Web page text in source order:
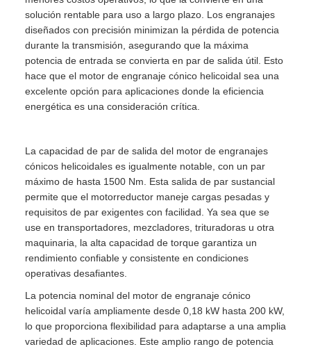
solución rentable para uso a largo plazo. Los engranajes
diseñados con precisión minimizan la pérdida de potencia
durante la transmisión, asegurando que la máxima
potencia de entrada se convierta en par de salida útil. Esto
hace que el motor de engranaje cónico helicoidal sea una
excelente opción para aplicaciones donde la eficiencia
energética es una consideración crítica.
La capacidad de par de salida del motor de engranajes
cónicos helicoidales es igualmente notable, con un par
máximo de hasta 1500 Nm. Esta salida de par sustancial
permite que el motorreductor maneje cargas pesadas y
requisitos de par exigentes con facilidad. Ya sea que se
use en transportadores, mezcladores, trituradoras u otra
maquinaria, la alta capacidad de torque garantiza un
rendimiento confiable y consistente en condiciones
operativas desafiantes.
La potencia nominal del motor de engranaje cónico
helicoidal varía ampliamente desde 0,18 kW hasta 200 kW,
lo que proporciona flexibilidad para adaptarse a una amplia
variedad de aplicaciones. Este amplio rango de potencia